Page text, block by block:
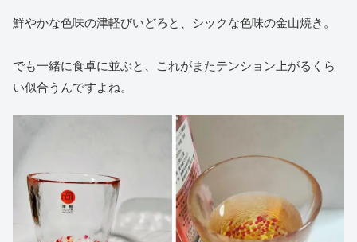
鮮やかな色味の津軽びいどろと、シックな色味の金山焼き。
でも一緒に食卓に並ぶと、これがまたテンション上がるくら
い似合うんですよね。